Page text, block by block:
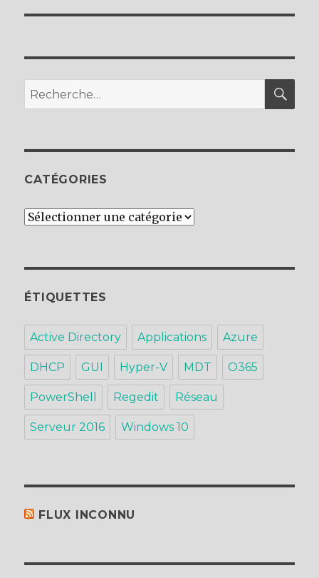
Recherche
pour :
CATÉGORIES
Catégories
ÉTIQUETTES
Active Directory Applications Azure
DHCP GUI Hyper-V MDT O365
PowerShell Regedit Réseau
Serveur 2016 Windows 10
FLUX INCONNU